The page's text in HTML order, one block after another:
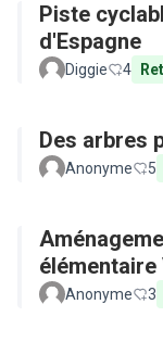
Piste
d'Espagne
Diggie 4
Des arbres
Anonyme 5
Anonyme 3